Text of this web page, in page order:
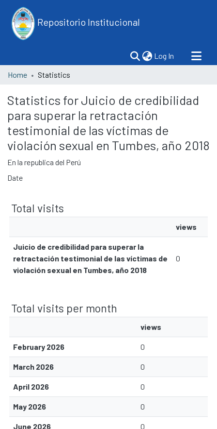
Repositorio Institucional
Log In (current)
Home Statistics
Statistics for Juicio de credibilidad
para superar la retractación
testimonial de las víctimas de
violación sexual en Tumbes, año 2018
En la republica del Perú
Date
Total visits
views
Juicio de credibilidad para superar la
retractación testimonial de las víctimas de
violación sexual en Tumbes, año 2018
0
Total visits per month
views
February 2026 0
March 2026 0
April 2026 0
May 2026 0
June 2026 0